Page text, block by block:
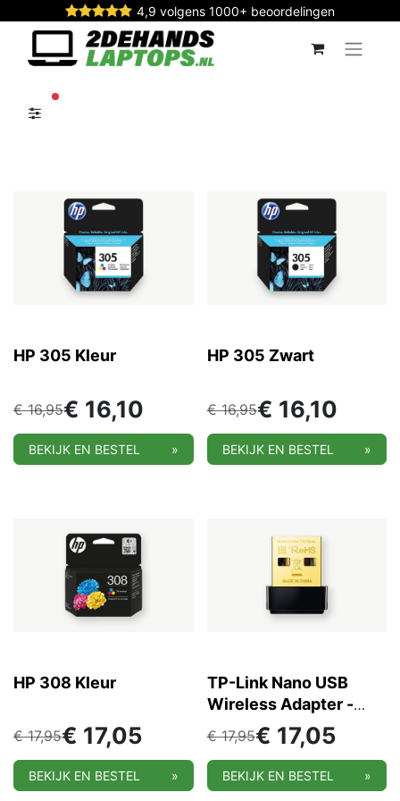
4,9 volgens 1000+ beoordelingen
actieve filters
HP 305 Kleur
€16,95€ 16,10
BEKIJK EN BESTEL »
HP 305 Zwart
€16,95€ 16,10
BEKIJK EN BESTEL »
HP 308 Kleur
€17,95€ 17,05
BEKIJK EN BESTEL »
TP-Link Nano USB
Wireless Adapter -
Archer T2U Nano
€17,95€ 17,05
BEKIJK EN BESTEL »